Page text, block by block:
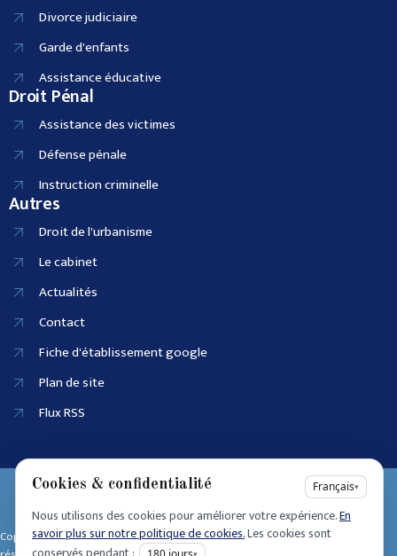
Divorce judiciaire
Garde d'enfants
Assistance éducative
Droit Pénal
Assistance des victimes
Défense pénale
Instruction criminelle
Autres
Droit de l'urbanisme
Le cabinet
Actualités
Contact
Fiche d'établissement google
Plan de site
Flux RSS
Copyright © 2025 • Tous dro its
90915686100025
Accessibilité
Cookies & confidentialité Français▾
Nous utilisons des cookies pour améliorer votre expérience.En
savoir plus sur notre politique de cookies.Les cookies sont